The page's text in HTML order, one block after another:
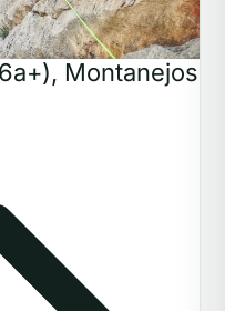
Montanejos